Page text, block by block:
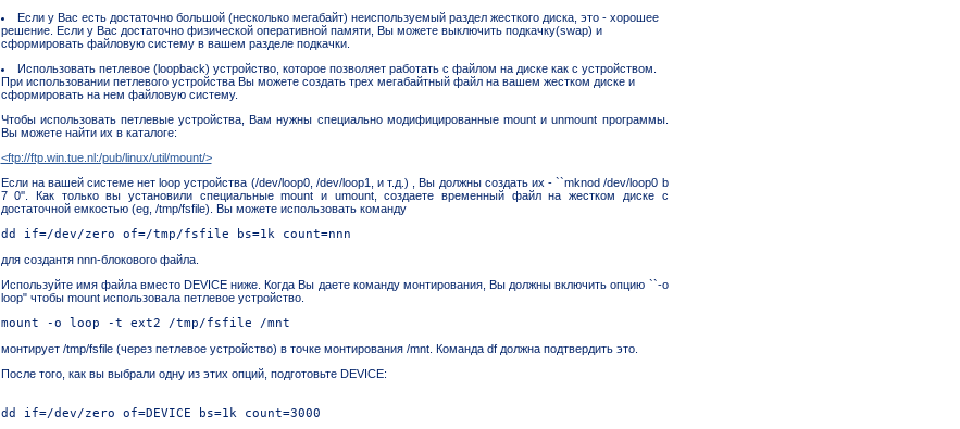
Если у Вас есть достаточно большой (несколько мегабайт) неиспользуемый раздел жесткого диска, это - хорошее
решение. Если у Вас достаточно физической оперативной памяти, Вы можете выключить подкачку(swap) и
сформировать файловую систему в вашем разделе подкачки.
Использовать петлевое (loopback) устройство, которое позволяет работать с файлом на диске как с устройством.
При использовании петлевого устройства Вы можете создать трех мегабайтный файл на вашем жестком диске и
сформировать на нем файловую систему.
Чтобы использовать петлевые устройства, Вам нужны специально модифицированные mount и unmount программы.
Вы можете найти их в каталоге:
<ftp://ftp.win.tue.nl:/pub/linux/util/mount/>
Если на вашей системе нет loop устройства (/dev/loop0, /dev/loop1, и т.д.) , Вы должны создать их - ``mknod /dev/loop0 b
7 0''. Как только вы установили специальные mount и umount, создаете временный файл на жестком диске с
достаточной емкостью (eg, /tmp/fsfile). Вы можете использовать команду
для создантя nnn-блокового файла.
Используйте имя файла вместо DEVICE ниже. Когда Вы даете команду монтирования, Вы должны включить опцию ``-o
loop" чтобы mount использовала петлевое устройство.
монтирует /tmp/fsfile (через петлевое устройство) в точке монтирования /mnt. Команда df должна подтвердить это.
После того, как вы выбрали одну из этих опций, подготовьте DEVICE: